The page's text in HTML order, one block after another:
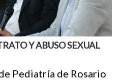
Y ABUSO SEXUAL
Pediatría de Rosario